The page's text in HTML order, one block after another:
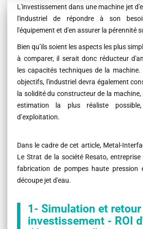
Contenu
L'investissement dans une machine jet
l'industriel de répondre à son
l'équipement et d'en assurer la pérennité
Bien qu’ils soient les aspects les plus
à comparer, il serait donc réducteur
les capacités techniques de la
objectifs, l'industriel devra également
la solidité du constructeur de la
estimation la plus réaliste
d’exploitation.
Dans le cadre de cet article, Metal-
Le Strat de la société Resato, entreprise
fabrication de pompes haute pression
découpe jet d'eau.
1- Simulation et
investissement - ROI